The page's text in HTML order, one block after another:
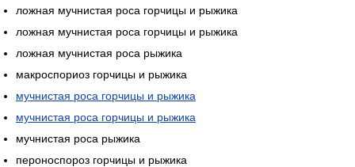
ложная мучнистая роса горчицы и рыжика
ложная мучнистая роса горчицы и рыжика
ложная мучнистая роса рыжика
макроспориоз горчицы и рыжика
мучнистая роса горчицы и рыжика
мучнистая роса горчицы и рыжика
мучнистая роса рыжика
пероноспороз горчицы и рыжика